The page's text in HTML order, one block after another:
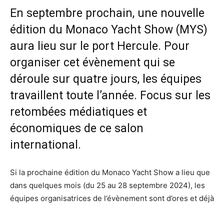
En septembre prochain, une nouvelle
édition du Monaco Yacht Show (MYS)
aura lieu sur le port Hercule. Pour
organiser cet évènement qui se
déroule sur quatre jours, les équipes
travaillent toute l’année. Focus sur les
retombées médiatiques et
économiques de ce salon
international.
Si la prochaine édition du Monaco Yacht Show a lieu que
dans quelques mois (du 25 au 28 septembre 2024), les
équipes organisatrices de l’évènement sont d’ores et déjà